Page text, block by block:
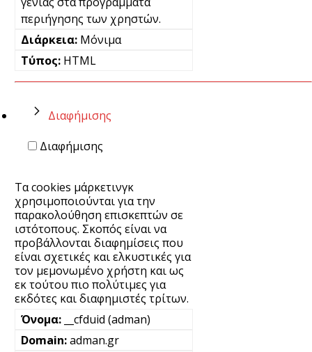
περιήγησης των χρηστών.
Μόνιμα
HTML
Διαφήμισης
Διαφήμισης
Τα cookies μάρκετινγκ
χρησιμοποιούνται για την
παρακολούθηση επισκεπτών σε
ιστότοπους. Σκοπός είναι να
προβάλλονται διαφημίσεις που
είναι σχετικές και ελκυστικές για
τον μεμονωμένο χρήστη και ως
εκ τούτου πιο πολύτιμες για
εκδότες και διαφημιστές τρίτων.
__cfduid (adman)
adman.gr